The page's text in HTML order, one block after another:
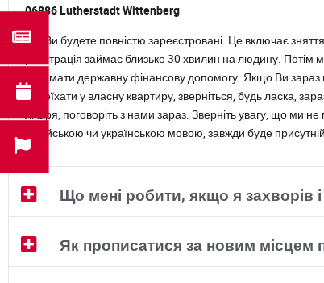
06886 Lutherstadt Wittenberg
Тут Ви будете повністю зареєстровані. Це включає
реєстрація займає близько 30 хвилин на людину.
отримати державну фінансову допомогу. Якщо Ви
переїхати у власну квартиру, зверніться, будь ласка,
лікаря, поговоріть з нами зараз. Зверніть увагу, що ми
російською чи українською мовою, завжди буде
Що мені робити, якщо я захворів і
Як прописатися за новим місцем